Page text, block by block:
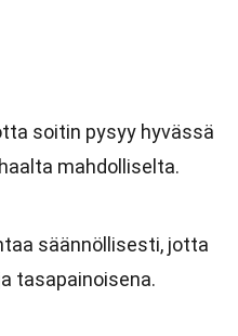
soitin pysyy hyvässä
mahdolliselta.
säännöllisesti, jotta
tasapainoisena.